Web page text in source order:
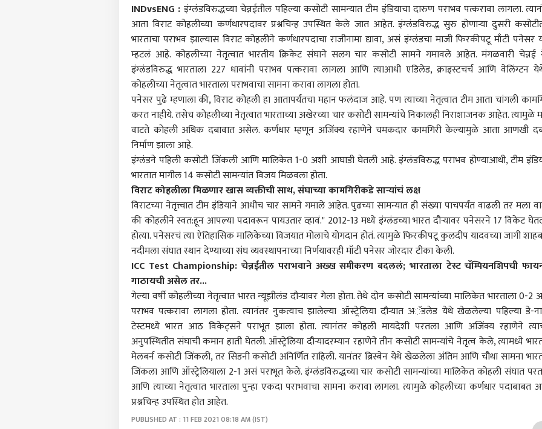
INDvsENG : इंग्लंडविरुद्धच्या चेन्नईतील पहिल्या कसोटी सामन्यात टीम इंडियाचा दारुण पराभव पत्करावा लागला.
आता विराट कोहलीच्या कर्णधारपदावर प्रश्नचिन्ह उपस्थित केले जात आहेत. इंग्लंडविरुद्ध सुरु होणाऱ्या दुसरी
भारताचा पराभव झाल्यास विराट कोहलीने कर्णधारपदाचा राजीनामा द्यावा, असं इंग्लंडचा माजी फिरकीपटू माँटी पनेसर
म्हटलं आहे. कोहलीच्या नेतृत्वात भारतीय क्रिकेट संघाने सलग चार कसोटी सामने गमावले आहेत. मंगळवारी चेन्नई
इंग्लंडविरुद्ध भारताला 227 धावांनी पराभव पत्करावा लागला आणि त्याआधी एडिलेड, क्राइस्टचर्च आणि वेलिंग्टन
कोहलीच्या नेतृत्वात भारताला पराभवाचा सामना करावा लागला होता.
पनेसर पुढे म्हणाला की, विराट कोहली हा आतापर्यंतचा महान फलंदाज आहे. पण त्याच्या नेतृत्वात टीम आता चांगली
करत नाहीये. तसेच कोहलीच्या नेतृत्वात भारताच्या अखेरच्या चार कसोटी सामन्यांचे निकालही निराशाजनक आहेत. त्यामुळे
वाटते कोहली अधिक दबावात असेल. कर्णधार म्हणून अजिंक्य रहाणेने चमकदार कामगिरी केल्यामुळे आता आणखी
निर्माण झाला आहे.
इंग्लंडने पहिली कसोटी जिंकली आणि मालिकेत 1-0 अशी आघाडी घेतली आहे. इंग्लंडविरुद्ध पराभव होण्याआधी, टीम
भारतात मागील 14 कसोटी सामन्यांत विजय मिळवला होता.
विराट कोहलीला मिळणार खास व्यक्तीची साथ, संघाच्या कामगिरीकडे साऱ्यांचं लक्ष
विराटच्या नेतृत्त्वात टीम इंडियाने आधीच चार सामने गमाले आहेत. पुढच्या सामन्यात ही संख्या पाचपर्यंत वाढली तर मला
की कोहलीने स्वत:हून आपल्या पदावरून पायउतार व्हावं." 2012-13 मध्ये इंग्लंडच्या भारत दौर्‍यावर पनेसरने 17 विकेट
होत्या. पनेसरचं त्या ऐतिहासिक मालिकेच्या विजयात मोलाचे योगदान होतं. त्यामुळे फिरकीपटू कुलदीप यादवच्या जागी
नदीमला संघात स्थान देण्याच्या संघ व्यवस्थापनाच्या निर्णयावरही माँटी पनेसर जोरदार टीका केली.
ICC Test Championship: चेन्नईतील पराभवाने अख्ख समीकरण बदललं; भारताला टेस्ट चॅम्पियनशिपची
गाठायची असेल तर...
गेल्या वर्षी कोहलीच्या नेतृत्वात भारत न्यूझीलंड दौर्‍यावर गेला होता. तेथे दोन कसोटी सामन्यांच्या मालिकेत भारताला 0-2
पराभव पत्करावा लागला होता. त्यानंतर नुकत्याच झालेल्या ऑस्ट्रेलिया दौऱ्यात अॅडलेड येथे खेळलेल्या पहिल्या डे-
टेस्टमध्ये भारत आठ विकेट्सने पराभूत झाला होता. त्यानंतर कोहली मायदेशी परतला आणि अजिंक्य रहाणेने
अनुपस्थितीत संघाची कमान हाती घेतली. ऑस्ट्रेलिया दौर्‍यादरम्यान रहाणेने तीन कसोटी सामन्यांचे नेतृत्व केले, त्यामध्ये
मेलबर्न कसोटी जिंकली, तर सिडनी कसोटी अनिर्णित राहिली. यानंतर ब्रिस्बेन येथे खेळलेला अंतिम आणि चौथा सामना
जिंकला आणि ऑस्ट्रेलियाला 2-1 असं पराभूत केले. इंग्लंडविरुद्धच्या चार कसोटी सामन्यांच्या मालिकेत कोहली संघात
आणि त्याच्या नेतृत्वात भारताला पुन्हा एकदा पराभवाचा सामना करावा लागला. त्यामुळे कोहलीच्या कर्णधार पदाबाबत
प्रश्नचिन्ह उपस्थित होत आहेत.
PUBLISHED AT : 11 FEB 2021 08:18 AM (IST)
हॅलो गेस्ट
आमच्यासोबत जाहिरात करा
प्रायव्हसी पॉलिसी
संपर्क साधा
करिअर
फीडबॅक
आमच्याबद्दल
पर्सनल कॉर्नर
टॉप आर्टिकल टॉप रील्स
भारत
Video: राहुल गांधींनी
रिलमधून Gen Z ला फिटनेस
मंत्रा सांगितला, बाॅलिवूड
फिटनेस मॅन ऋतिक
रोशनकडून सुद्धा व्हिडिओ
कोल्हापूर
Video: राजकीय हाडवैर
बाजूला ठेवत खासदार धनंजय
महाडिकांनी घेतली सतेज
पाटलांच्या कुटुंबीयांची
सांत्वनपर भेट
राजकारण
काँग्रेसने सुनेत्रा पवारांना गुंगी
गुडिया म्हटलं; सुप्रिया सुळेंची
पहिली प्रतिक्रिया, त्यांनी
सांगितलं, पुढे काय केलं
का
राजकारण राजकारण कोल्हापूर मुंबई